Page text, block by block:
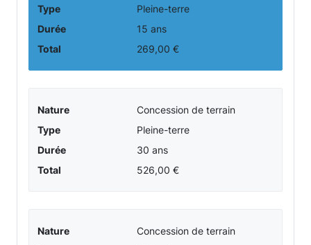
Type
Pleine-terre
Durée
15 ans
Total
269,00 €
Nature
Concession de terrain
Type
Pleine-terre
Durée
30 ans
Total
526,00 €
Nature
Concession de terrain